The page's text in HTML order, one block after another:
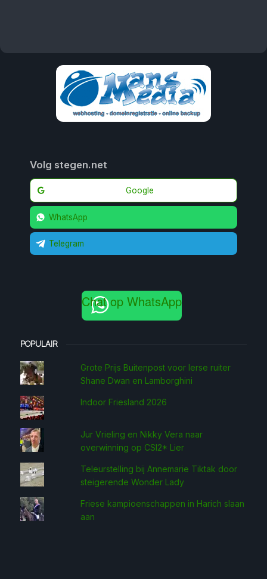
Volg stegen.net
Google
WhatsApp
Telegram
Chat op WhatsApp
POPULAIR
Grote Prijs Buitenpost voor Ierse ruiter
Shane Dwan en Lamborghini
Indoor Friesland 2026
Jur Vrieling en Nikky Vera naar
overwinning op CSI2* Lier
Teleurstelling bij Annemarie Tiktak door
steigerende Wonder Lady
Friese kampioenschappen in Harich slaan
aan